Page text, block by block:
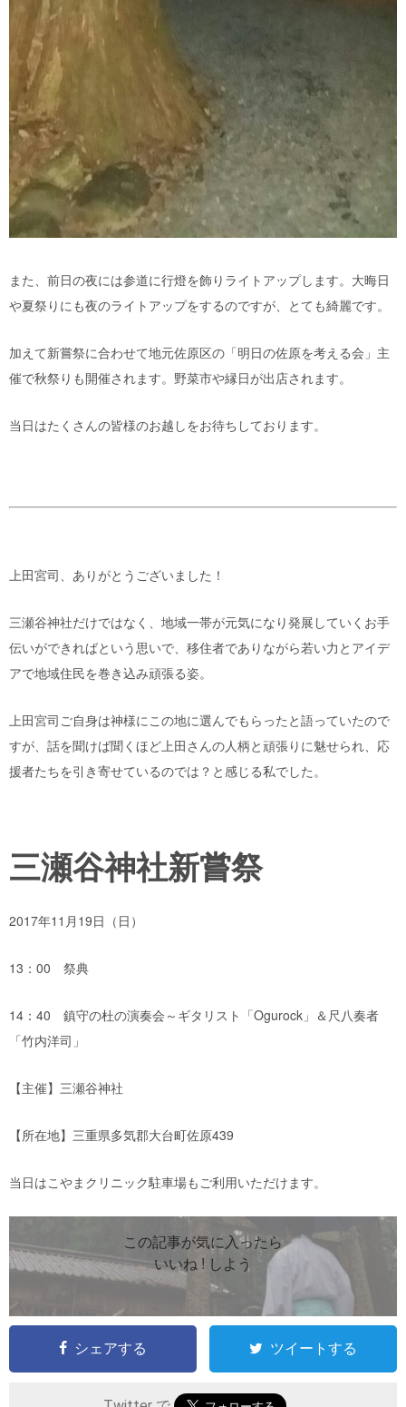
また、前日の夜には参道に行燈を飾りライトアップします。大晦日
や夏祭りにも夜のライトアップをするのですが、とても綺麗です。
加えて新嘗祭に合わせて地元佐原区の「明日の佐原を考える会」主
催で秋祭りも開催されます。野菜市や縁日が出店されます。
当日はたくさんの皆様のお越しをお待ちしております。
上田宮司、ありがとうございました！
三瀬谷神社だけではなく、地域一帯が元気になり発展していくお手
伝いができればという思いで、移住者でありながら若い力とアイデ
アで地域住民を巻き込み頑張る姿。
上田宮司ご自身は神様にこの地に選んでもらったと語っていたので
すが、話を聞けば聞くほど上田さんの人柄と頑張りに魅せられ、応
援者たちを引き寄せているのでは？と感じる私でした。
三瀬谷神社新嘗祭
2017年11月19日（日）
13：00 祭典
14：40 鎮守の杜の演奏会～ギタリスト「Ogurock」＆尺八奏者
「竹内洋司」
【主催】三瀬谷神社
【所在地】三重県多気郡大台町佐原439
当日はこやまクリニック駐車場もご利用いただけます。
この記事が気に入ったら
いいね ! しよう
シェアする ツイートする